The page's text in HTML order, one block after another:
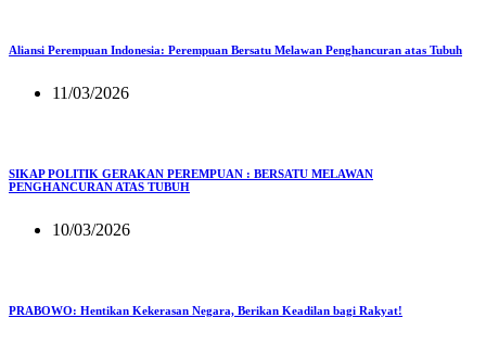
Aliansi Perempuan Indonesia: Perempuan Bersatu Melawan Penghancuran atas Tubuh
11/03/2026
SIKAP POLITIK GERAKAN PEREMPUAN : BERSATU MELAWAN
PENGHANCURAN ATAS TUBUH
10/03/2026
PRABOWO: Hentikan Kekerasan Negara, Berikan Keadilan bagi Rakyat!